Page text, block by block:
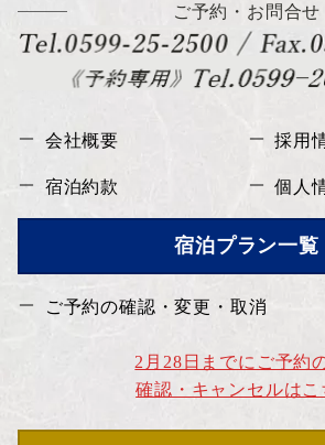
ご予約・お問合せ
会社概要 採用
宿泊約款 個人
宿泊プラン一覧
ご予約の確認・変更・取消
2月28日までにご予約
確認・キャンセルはこ